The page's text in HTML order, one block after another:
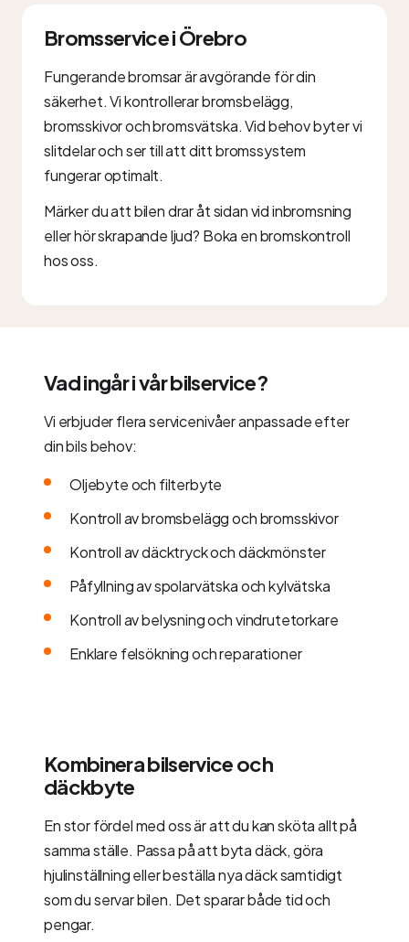
Bromsservice i Örebro
Fungerande bromsar är avgörande för din
säkerhet. Vi kontrollerar bromsbelägg,
bromsskivor och bromsvätska. Vid behov byter vi
slitdelar och ser till att ditt bromssystem
fungerar optimalt.
Märker du att bilen drar åt sidan vid inbromsning
eller hör skrapande ljud? Boka en bromskontroll
hos oss.
Vad ingår i vår bilservice?
Vi erbjuder flera servicenivåer anpassade efter
din bils behov:
Oljebyte och filterbyte
Kontroll av bromsbelägg och bromsskivor
Kontroll av däcktryck och däckmönster
Påfyllning av spolarvätska och kylvätska
Kontroll av belysning och vindrutetorkare
Enklare felsökning och reparationer
Kombinera bilservice och
däckbyte
En stor fördel med oss är att du kan sköta allt på
samma ställe. Passa på att byta däck, göra
hjulinställning eller beställa nya däck samtidigt
som du servar bilen. Det sparar både tid och
pengar.